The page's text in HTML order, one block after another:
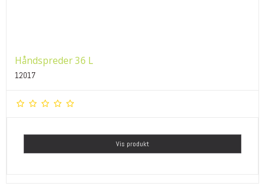
Håndspreder 36 L
12017
Vis produkt